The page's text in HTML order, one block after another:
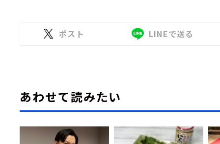
ポスト LINEで送る
あわせて読みたい